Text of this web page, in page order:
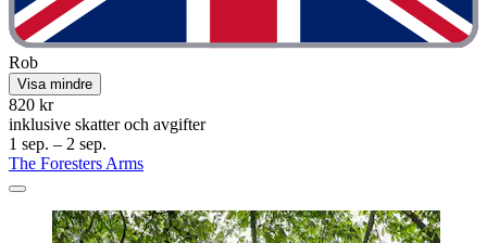
Rob
Visa mindre
820 kr
inklusive skatter och avgifter
1 sep. – 2 sep.
The Foresters Arms